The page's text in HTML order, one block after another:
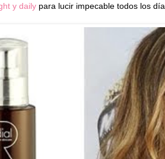
y daily para lucir impecable todos los